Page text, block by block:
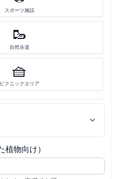
スポーツ施設
🥾
自然歩道
🧺
ピクニックエリア
植物向け）